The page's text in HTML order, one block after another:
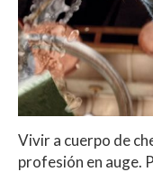
Vivir a cuerpo de
profesión en auge.